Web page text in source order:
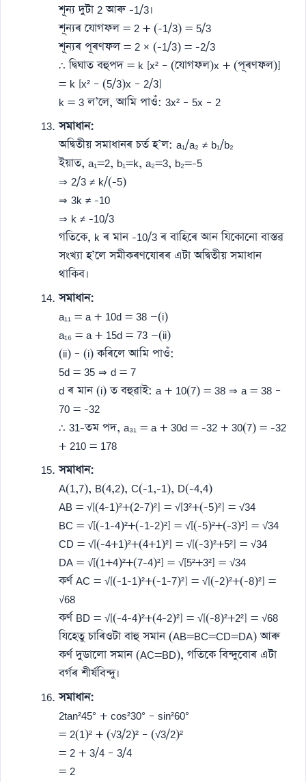
শূন্য দুটা 2 আৰু -1/3।
শূন্যৰ যোগফল = 2 + (-1/3) = 5/3
শূন্যৰ পূৰণফল = 2 × (-1/3) = -2/3
∴ দ্বিঘাত বহুপদ = k [x² – (যোগফল)x + (পূৰণফল)]
= k [x² – (5/3)x – 2/3]
k = 3 ল’লে, আমি পাওঁ: 3x² – 5x – 2
সমাধান:
অদ্বিতীয় সমাধানৰ চৰ্ত হ’ল: a₁/a₂ ≠ b₁/b₂
ইয়াত, a₁=2, b₁=k, a₂=3, b₂=-5
⇒ 2/3 ≠ k/(-5)
⇒ 3k ≠ -10
⇒ k ≠ -10/3
গতিকে, k ৰ মান -10/3 ৰ বাহিৰে আন যিকোনো বাস্তৱ
সংখ্যা হ’লে সমীকৰণযোৰৰ এটা অদ্বিতীয় সমাধান
থাকিব।
সমাধান:
a₁₁ = a + 10d = 38 —(i)
a₁₆ = a + 15d = 73 —(ii)
(ii) – (i) কৰিলে আমি পাওঁ:
5d = 35 ⇒ d = 7
d ৰ মান (i) ত বহুৱাই: a + 10(7) = 38 ⇒ a = 38 –
70 = -32
∴ 31-তম পদ, a₃₁ = a + 30d = -32 + 30(7) = -32
+ 210 = 178
সমাধান:
A(1,7), B(4,2), C(-1,-1), D(-4,4)
AB = √[(4-1)²+(2-7)²] = √[3²+(-5)²] = √34
BC = √[(-1-4)²+(-1-2)²] = √[(-5)²+(-3)²] = √34
CD = √[(-4+1)²+(4+1)²] = √[(-3)²+5²] = √34
DA = √[(1+4)²+(7-4)²] = √[5²+3²] = √34
কৰ্ণ AC = √[(-1-1)²+(-1-7)²] = √[(-2)²+(-8)²] =
√68
কৰ্ণ BD = √[(-4-4)²+(4-2)²] = √[(-8)²+2²] = √68
যিহেতু চাৰিওটা বাহু সমান (AB=BC=CD=DA) আৰু
কৰ্ণ দুডালো সমান (AC=BD), গতিকে বিন্দুবোৰ এটা
বৰ্গৰ শীৰ্ষবিন্দু।
সমাধান:
2tan²45° + cos²30° – sin²60°
= 2(1)² + (√3/2)² – (√3/2)²
= 2 + 3/4 – 3/4
= 2